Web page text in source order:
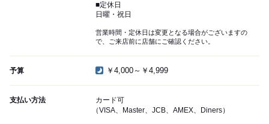
■定休日
日曜・祝日
営業時間・定休日は変更となる場合がございますの
で、ご来店前に店舗にご確認ください。
予算 ￥4,000～￥4,999
支払い方法
カード可
（VISA、Master、JCB、AMEX、Diners）